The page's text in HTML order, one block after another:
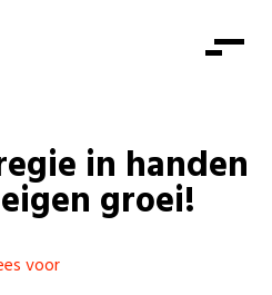
Zorg
kansen
mensen
mee
mee
lid
Shop
Login
in handen
groei!
voor